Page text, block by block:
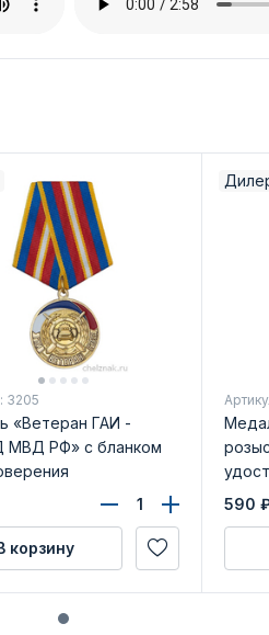
3205
«Ветеран ГАИ -
МВД РФ» с бланком
корзину
590